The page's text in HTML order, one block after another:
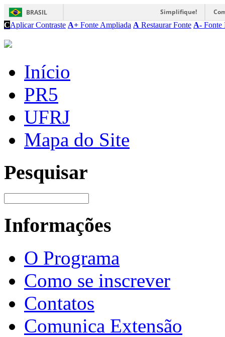
BRASIL Simplifique!
CAplicar Contraste A+ Fonte Ampliada A Restaurar Fonte A- Fonte
Início
PR5
UFRJ
Mapa do Site
Pesquisar
Informações
O Programa
Como se inscrever
Contatos
Comunica Extensão